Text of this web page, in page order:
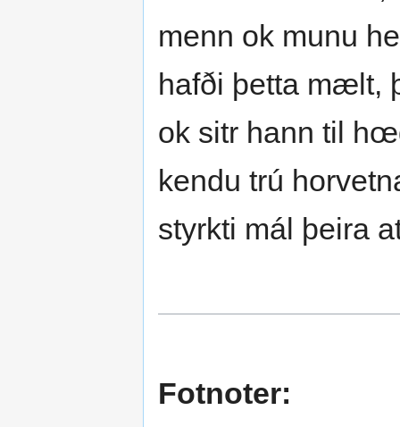
menn ok munu
hafði þetta mælt,
ok sitr hann til
kendu trú
styrkti mál þeira
Fotnoter: